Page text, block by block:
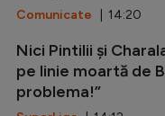
Comunicate | 14:20
Nici Pintilii și
pe linie moartă de
problema!”